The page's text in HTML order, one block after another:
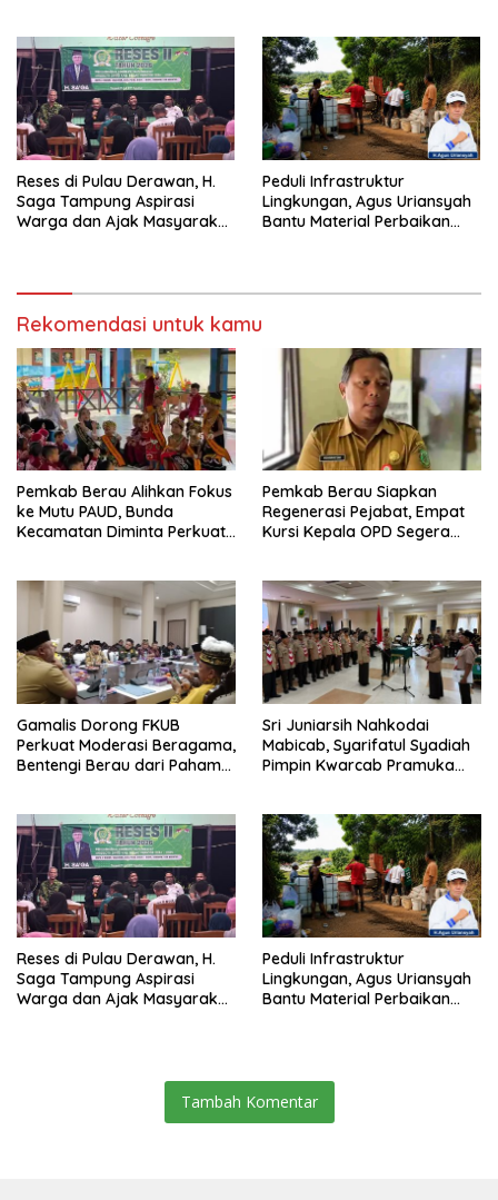
Reses di Pulau Derawan, H.
Saga Tampung Aspirasi
Warga dan Ajak Masyarakat
Peduli Infrastruktur
Lingkungan, Agus Uriansyah
Bantu Material Perbaikan
Rekomendasi untuk kamu
Pemkab Berau Alihkan Fokus
ke Mutu PAUD, Bunda
Kecamatan Diminta Perkuat
Pemkab Berau Siapkan
Regenerasi Pejabat, Empat
Kursi Kepala OPD Segera
Gamalis Dorong FKUB
Perkuat Moderasi Beragama,
Bentengi Berau dari Paham
Sri Juniarsih Nahkodai
Mabicab, Syarifatul Syadiah
Pimpin Kwarcab Pramuka
Reses di Pulau Derawan, H.
Saga Tampung Aspirasi
Warga dan Ajak Masyarakat
Peduli Infrastruktur
Lingkungan, Agus Uriansyah
Bantu Material Perbaikan
Tambah Komentar